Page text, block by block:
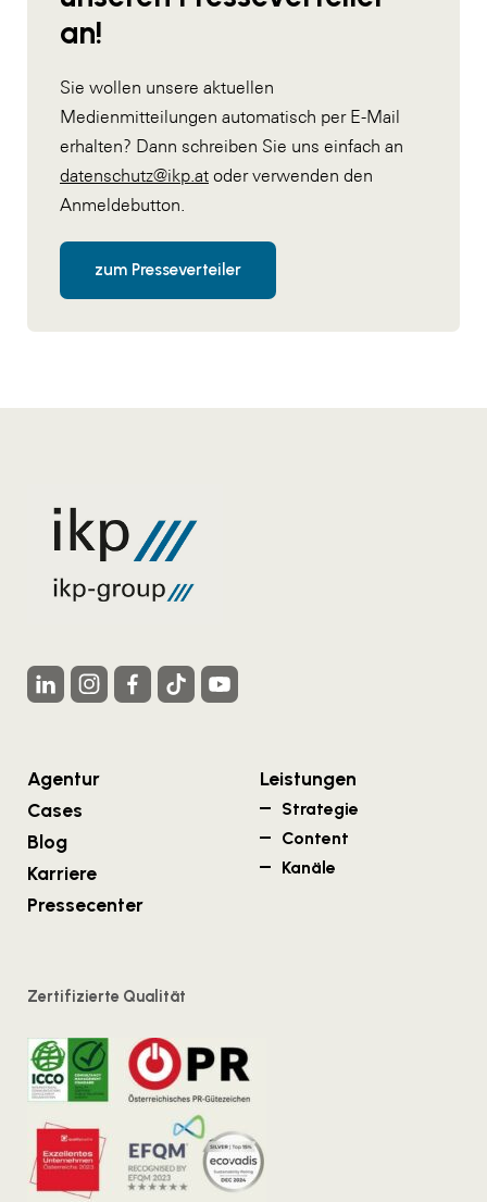
an!
Sie wollen unsere aktuellen
Medienmitteilungen automatisch per E-Mail
erhalten? Dann schreiben Sie uns einfach an
datenschutz@ikp.at oder verwenden den
Anmeldebutton.
zum Presseverteiler
Agentur
Cases
Blog
Karriere
Pressecenter
Leistungen
Strategie
Content
Kanäle
Zertifizierte Qualität